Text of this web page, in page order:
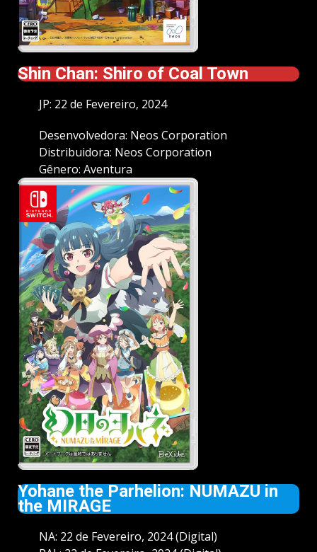
Shin Chan: Shiro of Coal Town
JP: 22 de Fevereiro, 2024
Desenvolvedora: Neos Corporation
Distribuidora: Neos Corporation
Gênero: Aventura
Yohane the Parhelion: NUMAZU in
the MIRAGE
NA: 22 de Fevereiro, 2024 (Digital)